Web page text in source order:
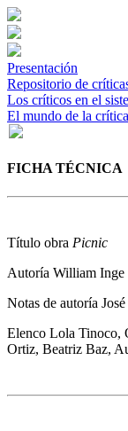
Presentación
Repositorio de
Los críticos en el
El mundo de la crítica
FICHA TÉCNICA
Título obra Picnic
Autoría William Inge
Notas de autoría
Elenco Lola Tinoco,
Ortiz, Beatriz Baz,